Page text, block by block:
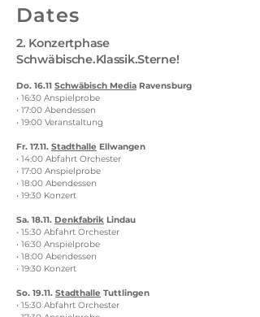
Dates
2. Konzertphase
Schwäbische.Klassik.Sterne!
Do. 16.11 Schwäbisch Media Ravensburg
• 16:30 Anspielprobe
• 17:00 Abendessen
• 19:00 Veranstaltung
Fr. 17.11. Stadthalle Ellwangen
• 14:00 Abfahrt Orchester
• 17:00 Anspielprobe
• 18:00 Abendessen
• 19:30 Konzert
Sa. 18.11. Denkfabrik Lindau
• 15:30 Abfahrt Orchester
• 16:30 Anspielprobe
• 18:00 Abendessen
• 19:30 Konzert
So. 19.11. Stadthalle Tuttlingen
• 15:30 Abfahrt Orchester